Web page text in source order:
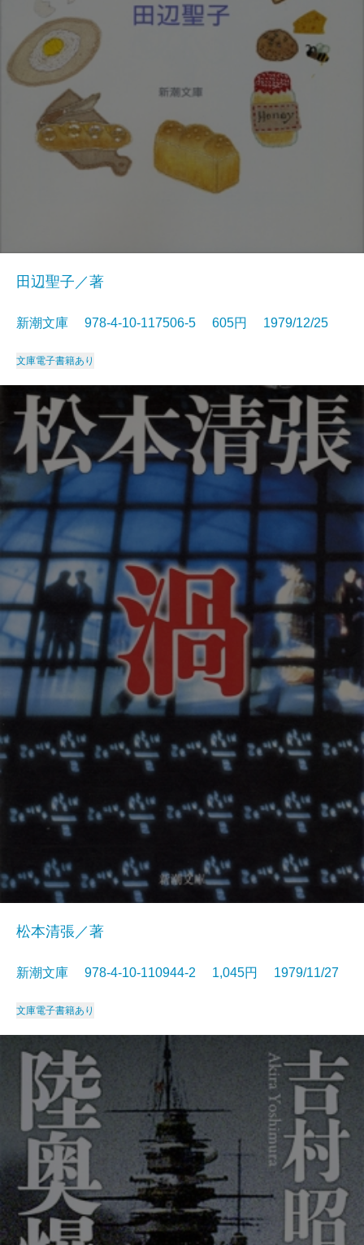
田辺聖子／著
新潮文庫 978-4-10-117506-5 605円 1979/12/25
文庫電子書籍あり
松本清張／著
新潮文庫 978-4-10-110944-2 1,045円 1979/11/27
文庫電子書籍あり